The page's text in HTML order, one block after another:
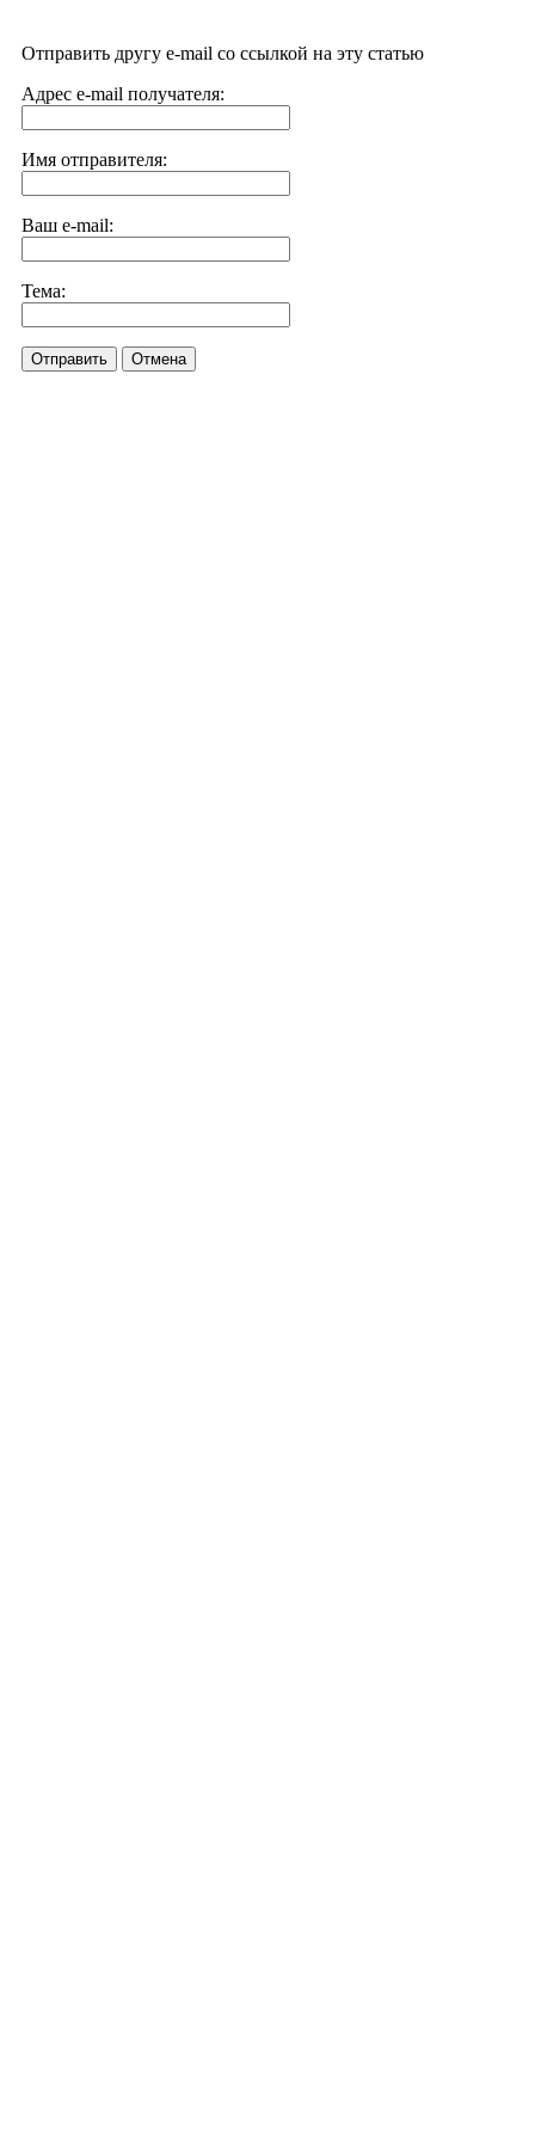
Отправить другу e-mail со ссылкой на эту статью
Адрес e-mail получателя:
Имя отправителя:
Ваш e-mail:
Тема:
Отправить Отмена